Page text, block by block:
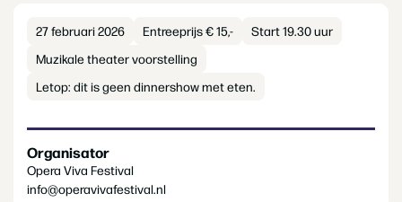
27 februari 2026 Entreeprijs € 15,-
Start 19.30 uur
Muzikale theater voorstelling
Letop: dit is geen dinnershow met eten.
Organisator
Opera Viva Festival
info@operavivafestival.nl